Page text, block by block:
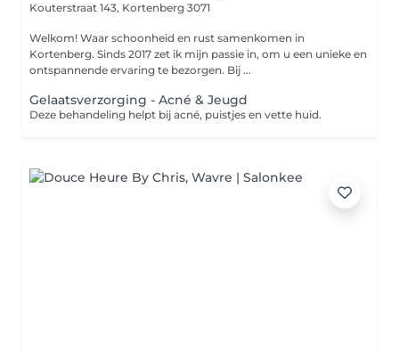
Kouterstraat 143, Kortenberg 3071
Welkom! Waar schoonheid en rust samenkomen in
Kortenberg. Sinds 2017 zet ik mijn passie in, om u een unieke en
ontspannende ervaring te bezorgen. Bij ...
Gelaatsverzorging - Acné & Jeugd
Deze behandeling helpt bij acné, puistjes en vette huid.